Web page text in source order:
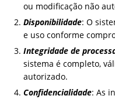
ou modificação não
Disponibilidade: O
e uso conforme
Integridade de
sistema é completo,
autorizado.
Confidencialidade: As